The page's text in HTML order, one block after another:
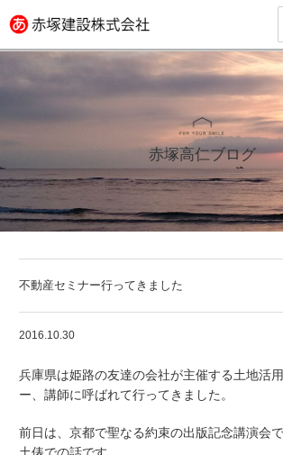
赤塚高仁ブログ
不動産セミナー行ってきました
2016.10.30
兵庫県は姫路の友達の会社が主催する土地活
ー、講師に呼ばれて行ってきました。
前日は、京都で聖なる約束の出版記念講演会